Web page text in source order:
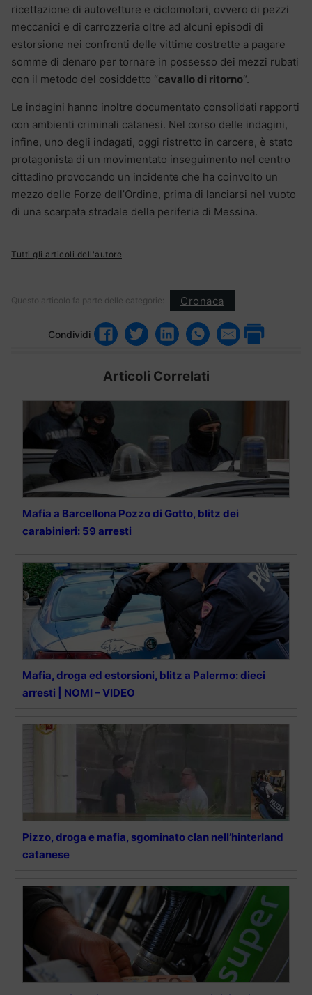
ricettazione di autovetture e ciclomotori, ovvero di pezzi
meccanici e di carrozzeria oltre ad alcuni episodi di
estorsione nei confronti delle vittime costrette a pagare
somme di denaro per tornare in possesso dei mezzi rubati
con il metodo del cosiddetto “cavallo di ritorno“.
Le indagini hanno inoltre documentato consolidati rapporti
con ambienti criminali catanesi. Nel corso delle indagini,
infine, uno degli indagati, oggi ristretto in carcere, è stato
protagonista di un movimentato inseguimento nel centro
cittadino provocando un incidente che ha coinvolto un
mezzo delle Forze dell’Ordine, prima di lanciarsi nel vuoto
di una scarpata stradale della periferia di Messina.
Tutti gli articoli dell'autore
Questo articolo fa parte delle categorie: Cronaca
Condividi
Articoli Correlati
Mafia a Barcellona Pozzo di Gotto, blitz dei
carabinieri: 59 arresti
Mafia, droga ed estorsioni, blitz a Palermo: dieci
arresti | NOMI – VIDEO
Pizzo, droga e mafia, sgominato clan nell’hinterland
catanese